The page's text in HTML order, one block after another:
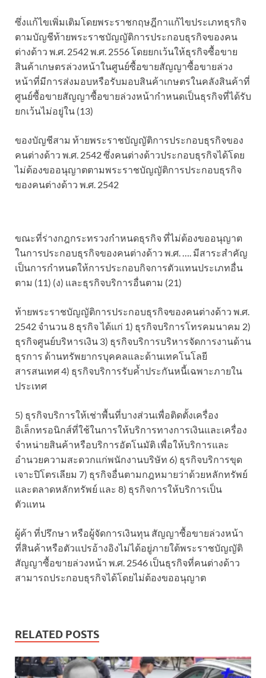
ซึ่งแก้ไขเพิ่มเติมโดยพระราชกฤษฎีกาแก้ไขประเภทธุรกิจ
ตามบัญชีท้ายพระราชบัญญัติการประกอบธุรกิจของคน
ต่างด้าว พ.ศ. 2542 พ.ศ. 2556 โดยยกเว้นให้ธุรกิจซื้อขาย
สินค้าเกษตรล่วงหน้าในศูนย์ซื้อขายสัญญาซื้อขายล่วง
หน้าที่มีการส่งมอบหรือรับมอบสินค้าเกษตรในคลังสินค้าที่
ศูนย์ซื้อขายสัญญาซื้อขายล่วงหน้ากำหนดเป็นธุรกิจที่ได้รับ
ยกเว้นไม่อยู่ใน (13)
ของบัญชีสาม ท้ายพระราชบัญญัติการประกอบธุรกิจของ
คนต่างด้าว พ.ศ. 2542 ซึ่งคนต่างด้าวประกอบธุรกิจได้โดย
ไม่ต้องขออนุญาตตามพระราชบัญญัติการประกอบธุรกิจ
ของคนต่างด้าว พ.ศ. 2542
ขณะที่ร่างกฎกระทรวงกำหนดธุรกิจ ที่ไม่ต้องขออนุญาต
ในการประกอบธุรกิจของคนต่างด้าว พ.ศ. …. มีสาระสำคัญ
เป็นการกำหนดให้การประกอบกิจการตัวแทนประเภทอื่น
ตาม (11) (ง) และธุรกิจบริการอื่นตาม (21)
ท้ายพระราชบัญญัติการประกอบธุรกิจของคนต่างด้าว พ.ศ.
2542 จำนวน 8 ธุรกิจ ได้แก่ 1) ธุรกิจบริการโทรคมนาคม 2)
ธุรกิจศูนย์บริหารเงิน 3) ธุรกิจบริการบริหารจัดการงานด้าน
ธุรการ ด้านทรัพยากรบุคคลและด้านเทคโนโลยี
สารสนเทศ 4) ธุรกิจบริการรับค้ำประกันหนี้เฉพาะภายใน
ประเทศ
5) ธุรกิจบริการให้เช่าพื้นที่บางส่วนเพื่อติดตั้งเครื่อง
อิเล็กทรอนิกส์ที่ใช้ในการให้บริการทางการเงินและเครื่อง
จำหน่ายสินค้าหรือบริการอัตโนมัติ เพื่อให้บริการและ
อำนวยความสะดวกแก่พนักงานบริษัท 6) ธุรกิจบริการขุด
เจาะปิโตรเลียม 7) ธุรกิจอื่นตามกฎหมายว่าด้วยหลักทรัพย์
และตลาดหลักทรัพย์ และ 8) ธุรกิจการให้บริการเป็น
ตัวแทน
ผู้ค้า ที่ปรึกษา หรือผู้จัดการเงินทุน สัญญาซื้อขายล่วงหน้า
ที่สินค้าหรือตัวแปรอ้างอิงไม่ได้อยู่ภายใต้พระราชบัญญัติ
สัญญาซื้อขายล่วงหน้า พ.ศ. 2546 เป็นธุรกิจที่คนต่างด้าว
สามารถประกอบธุรกิจได้โดยไม่ต้องขออนุญาต
RELATED POSTS